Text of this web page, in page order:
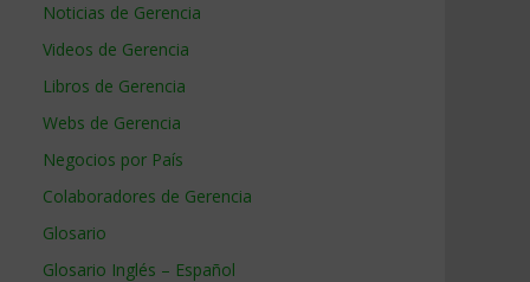
Noticias de Gerencia
Videos de Gerencia
Libros de Gerencia
Webs de Gerencia
Negocios por País
Colaboradores de Gerencia
Glosario
Glosario Inglés – Español